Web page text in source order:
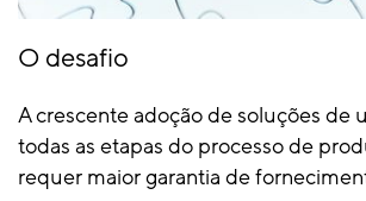
O desafio
A crescente adoção de soluções de
todas as etapas do processo de
requer maior garantia de